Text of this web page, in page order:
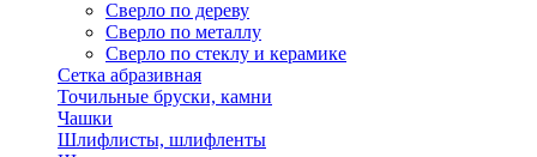
Сверло по дереву
Сверло по металлу
Сверло по стеклу и керамике
Сетка абразивная
Точильные бруски, камни
Чашки
Шлифлисты, шлифленты